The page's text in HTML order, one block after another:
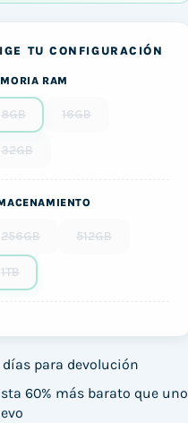
TU CONFIGURACIÓN
RAM
8GB 16GB
32GB
256GB 512GB
1TB
días para devolución
60% más barato que uno